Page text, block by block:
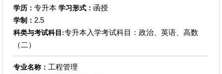
学历： 专升本 学习形式： 函授
学制： 2.5
科类与考试科目:专升本入学考试科目：政治、英语、高数
（二）
专业名称： 工程管理